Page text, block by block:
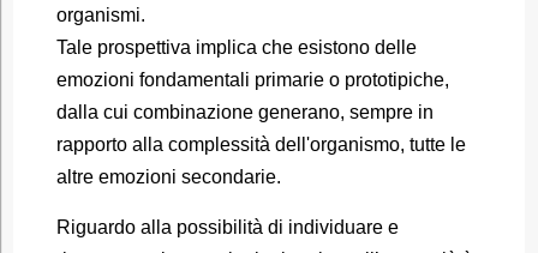
organismi.
Tale prospettiva implica che esistono delle
emozioni fondamentali primarie o prototipiche,
dalla cui combinazione generano, sempre in
rapporto alla complessità dell'organismo, tutte le
altre emozioni secondarie.
Riguardo alla possibilità di individuare e